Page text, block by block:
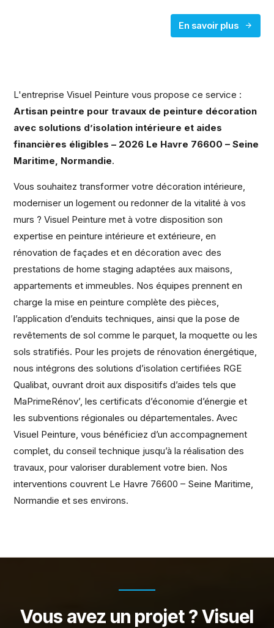
En savoir plus
L'entreprise Visuel Peinture vous propose ce service :
Artisan peintre pour travaux de peinture décoration
avec solutions d’isolation intérieure et aides
financières éligibles – 2026 Le Havre 76600 – Seine
Maritime, Normandie.
Vous souhaitez transformer votre décoration intérieure,
moderniser un logement ou redonner de la vitalité à vos
murs ? Visuel Peinture met à votre disposition son
expertise en peinture intérieure et extérieure, en
rénovation de façades et en décoration avec des
prestations de home staging adaptées aux maisons,
appartements et immeubles. Nos équipes prennent en
charge la mise en peinture complète des pièces,
l’application d’enduits techniques, ainsi que la pose de
revêtements de sol comme le parquet, la moquette ou les
sols stratifiés. Pour les projets de rénovation énergétique,
nous intégrons des solutions d’isolation certifiées RGE
Qualibat, ouvrant droit aux dispositifs d’aides tels que
MaPrimeRénov’, les certificats d’économie d’énergie et
les subventions régionales ou départementales. Avec
Visuel Peinture, vous bénéficiez d’un accompagnement
complet, du conseil technique jusqu’à la réalisation des
travaux, pour valoriser durablement votre bien. Nos
interventions couvrent Le Havre 76600 – Seine Maritime,
Normandie et ses environs.
Vous avez un projet ? Visuel